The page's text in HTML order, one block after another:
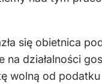
się obietnica
działalności
wolną od podatku